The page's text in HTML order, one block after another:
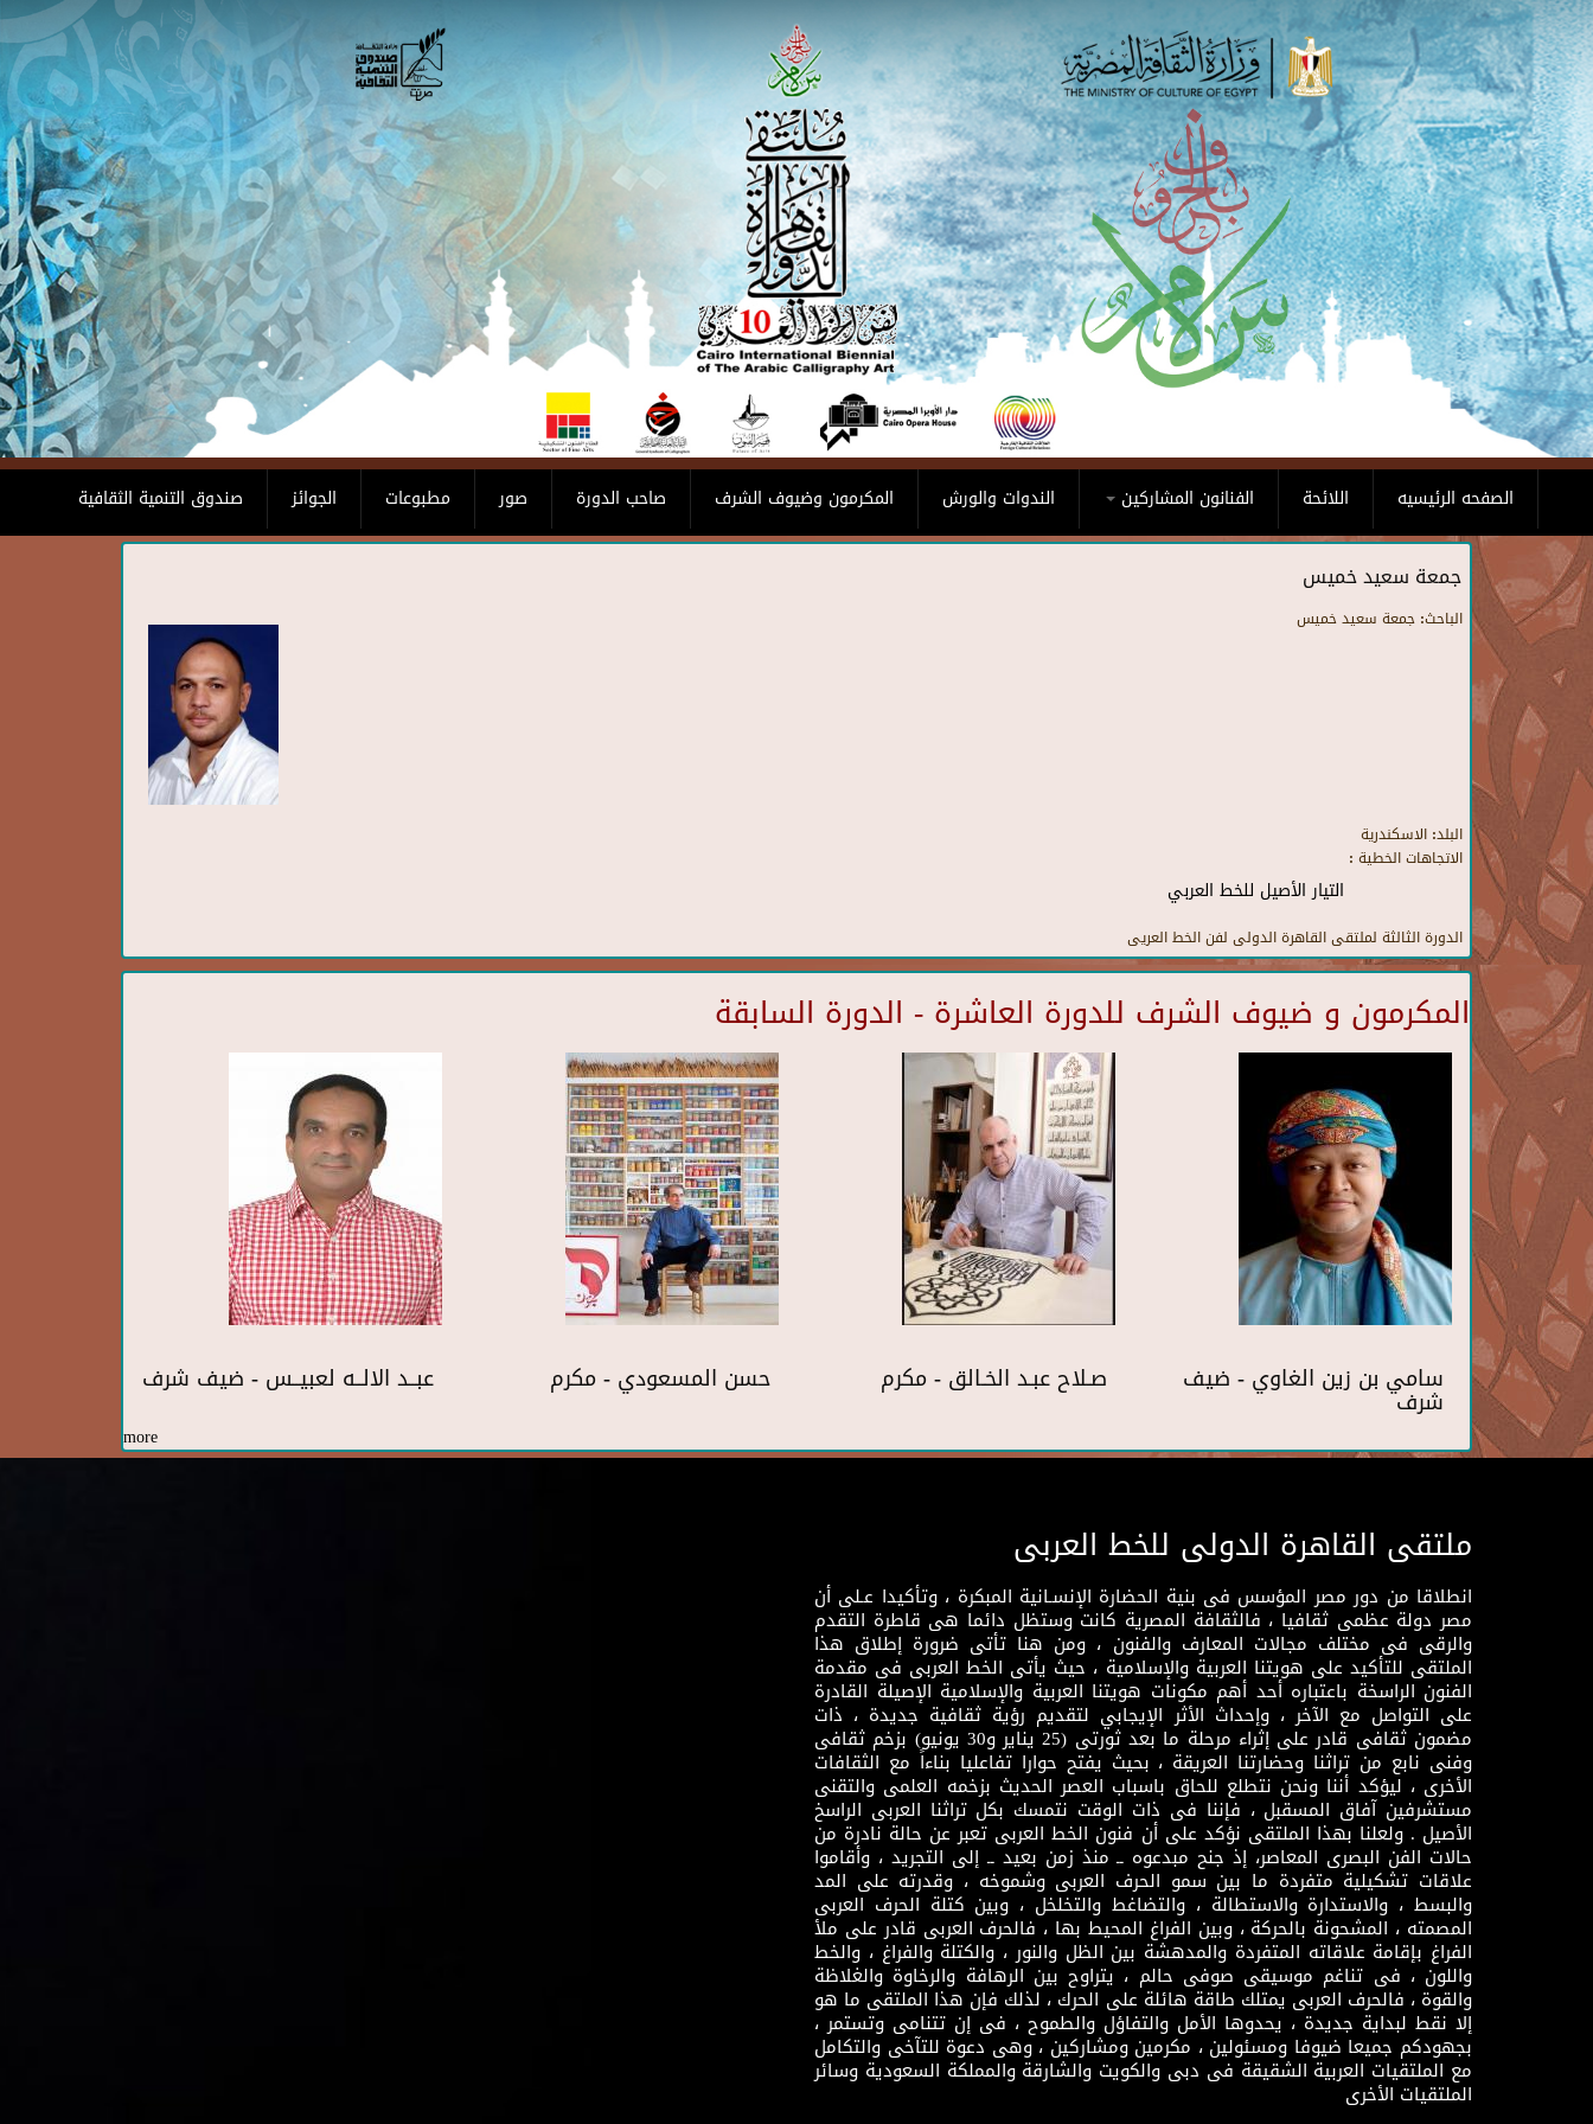
Skip to main content
صندوق التنمية الثقافية الجوائز مطبوعات صور صاحب الدورة المكرمون وضيوف الشرف الندوات والورش الفنانون المشاركين اللائحة الصفحه الرئيسيه
جمعة سعيد خميس
الباحث: جمعة سعيد خميس
البلد: الاسكندرية
الاتجاهات الخطية :
التيار الأصيل للخط العربي
الدورة الثالثة لملتقى القاهرة الدولى لفن الخط العريى
المكرمون و ضيوف الشرف للدورة العاشرة - الدورة السابقة
عبــد الالــه لعبيــس - ضيف شرف حسن المسعودي - مكرم صـلاح عبـد الخـالق - مكرم سامي بن زين الغاوي - ضيف
شرف
more
ملتقى القاهرة الدولى للخط العربى
انطلاقا من دور مصر المؤسس فى بنية الحضارة الإنسـانية المبكرة ، وتأكيدا عـلى أن
مصر دولة عظمى ثقافيا ، فالثقافة المصرية كانت وستظل دائما هى قاطرة التقدم
والرقى فى مختلف مجالات المعارف والفنون ، ومن هنا تأتى ضرورة إطلاق هذا
الملتقى للتأكيد على هويتنا العربية والإسلامية ، حيث يأتى الخط العربى فى مقدمة
الفنون الراسخة باعتباره أحد أهم مكونات هويتنا العربية والإسلامية الإصيلة القادرة
على التواصل مع الآخر ، وإحداث الأثر الإيجابي لتقديم رؤية ثقافية جديدة ، ذات
مضمون ثقافى قادر على إثراء مرحلة ما بعد ثورتى (25 يناير و30 يونيو) بزخم ثقافى
وفنى نابع من تراثنا وحضارتنا العريقة ، بحيث يفتح حوارا تفاعليا بناءاً مع الثقافات
الأخرى ، ليؤكد أننا ونحن نتطلع للحاق باسباب العصر الحديث بزخمه العلمى والتقنى
مستشرفين آفاق المسقبل ، فإننا فى ذات الوقت نتمسك بكل تراثنا العربى الراسخ
الأصيل . ولعلنا بهذا الملتقى نؤكد على أن فنون الخط العربى تعبر عن حالة نادرة من
حالات الفن البصرى المعاصر، إذ جنح مبدعوه ــ منذ زمن بعيد ــ إلى التجريد ، وأقاموا
علاقات تشكيلية متفردة ما بين سمو الحرف العربى وشموخه ، وقدرته على المد
والبسط ، والاستدارة والاستطالة ، والتضاغط والتخلخل ، وبين كتلة الحرف العربى
المصمته ، المشحونة بالحركة ، وبين الفراغ المحيط بها ، فالحرف العربى قادر على ملأ
الفراغ بإقامة علاقاته المتفردة والمدهشة بين الظل والنور ، والكتلة والفراغ ، والخط
واللون ، فى تناغم موسيقى صوفى حالم ، يتراوح بين الرهافة والرخاوة والغلاظة
والقوة ، فالحرف العربى يمتلك طاقة هائلة على الحرك ، لذلك فإن هذا الملتقى ما هو
إلا نقط لبداية جديدة ، يحدوها الأمل والتفاؤل والطموح ، فى إن تتنامى وتستمر ،
بجهودكم جميعا ضيوفا ومسئولين ، مكرمين ومشاركين ، وهى دعوة للتآخى والتكامل
مع الملتقيات العربية الشقيقة فى دبى والكويت والشارقة والمملكة السعودية وسائر
الملتقيات الأخرى